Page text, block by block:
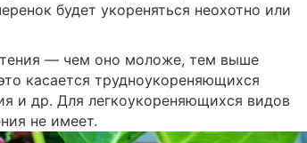
будет укореняться неохотно или
— чем оно моложе, тем выше
касается трудноукореняющихся
и др. Для легкоукореняющихся видов
не имеет.